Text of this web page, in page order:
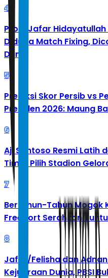
4
Profil Jafar Hidayatullah
Diduga Match Fixing,
Dunia
5
Prediksi Skor Persib vs
Presiden 2026: Maung
6
Aji Santoso Resmi Latih
Timur Pilih Stadion
7
Bertahun-Tahun Mogok
Freeport Serahkan
8
Jafar/Felisha dan
Kejuaraan Dunia, PBSI